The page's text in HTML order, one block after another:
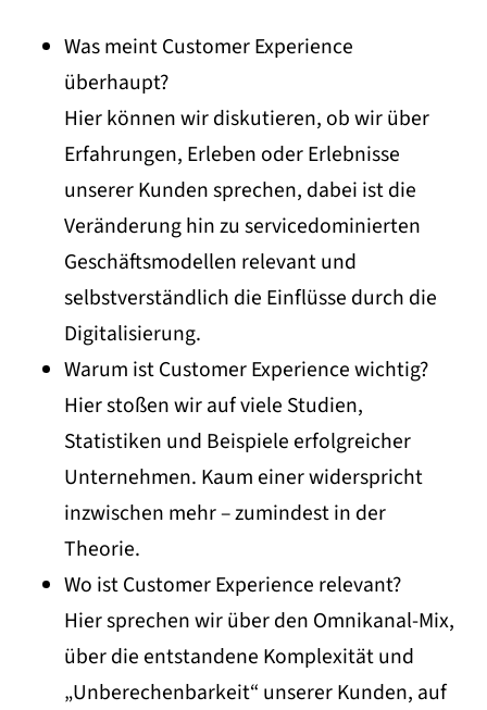
Was meint Customer Experience
überhaupt?
Hier können wir diskutieren, ob wir über
Erfahrungen, Erleben oder Erlebnisse
unserer Kunden sprechen, dabei ist die
Veränderung hin zu servicedominierten
Geschäftsmodellen relevant und
selbstverständlich die Einflüsse durch die
Digitalisierung.
Warum ist Customer Experience wichtig?
Hier stoßen wir auf viele Studien,
Statistiken und Beispiele erfolgreicher
Unternehmen. Kaum einer widerspricht
inzwischen mehr – zumindest in der
Theorie.
Wo ist Customer Experience relevant?
Hier sprechen wir über den Omnikanal-Mix,
über die entstandene Komplexität und
„Unberechenbarkeit“ unserer Kunden, auf